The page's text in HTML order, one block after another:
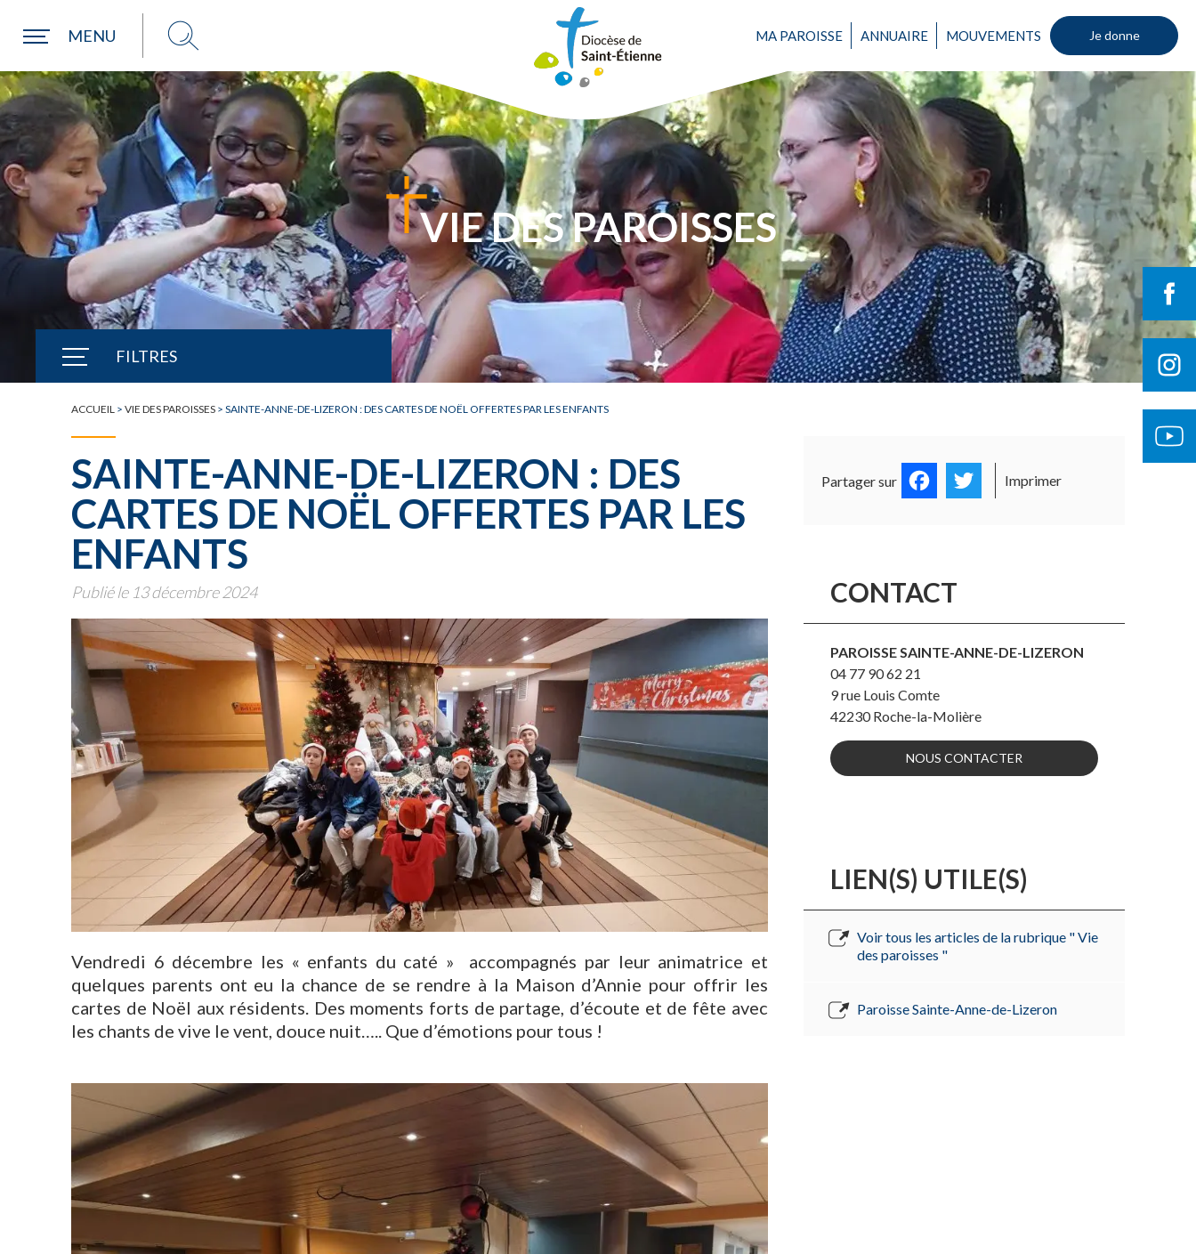
MENU MA PAROISSE ANNUAIRE MOUVEMENTS Je donne
Une commune
VIE DES PAROISSES
FILTRES
TOUTE L'ACTUALITÉ CARNET OFFICIEL ÉGLISE
ACCUEIL > VIE DES PAROISSES > SAINTE-ANNE-DE-LIZERON : DES CARTES DE NOËL OFFERTES PAR LES ENFANTS
SAINTE-ANNE-DE-LIZERON : DES
CARTES DE NOËL OFFERTES PAR LES
ENFANTS
Publié le 13 décembre 2024
Vendredi 6 décembre les « enfants du caté » accompagnés par leur animatrice et
quelques parents ont eu la chance de se rendre à la Maison d’Annie pour offrir les
cartes de Noël aux résidents. Des moments forts de partage, d’écoute et de fête avec
les chants de vive le vent, douce nuit….. Que d’émotions pour tous !
Partager sur FacebookTwitter
Imprimer
CONTACT
PAROISSE SAINTE-ANNE-DE-LIZERON
04 77 90 62 21
9 rue Louis Comte
42230 Roche-la-Molière
NOUS CONTACTER
LIEN(S) UTILE(S)
Voir tous les articles de la rubrique " Vie
des paroisses "
Paroisse Sainte-Anne-de-Lizeron